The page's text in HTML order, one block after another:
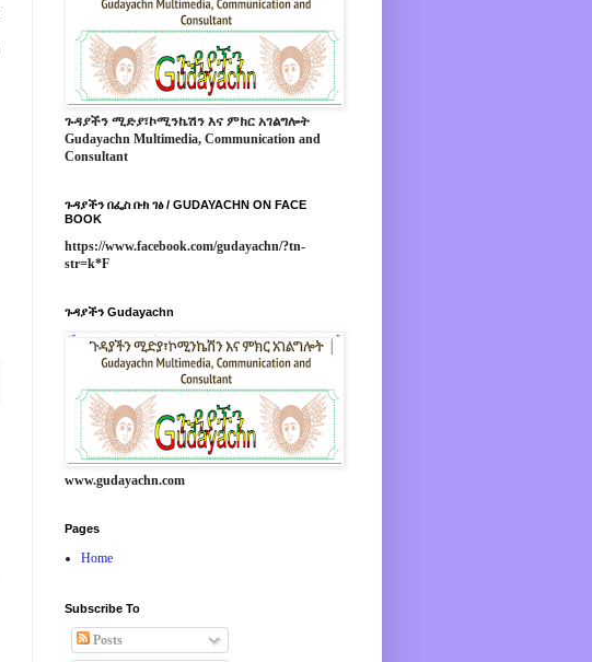
ጉዳያችን ሚድያ፣ኮሚንኬሽን እና ምክር አገልግሎት
Gudayachn Multimedia, Communication and
Consultant
ጉዳያችን በፌስ ቡክ ገፅ / GUDAYACHN ON FACE
BOOK
https://www.facebook.com/gudayachn/?tn-
str=k*F
ጉዳያችን Gudayachn
www.gudayachn.com
Pages
Home
Subscribe To
Posts